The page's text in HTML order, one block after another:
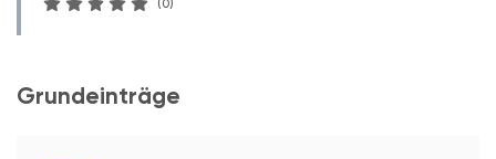
Grundeinträge